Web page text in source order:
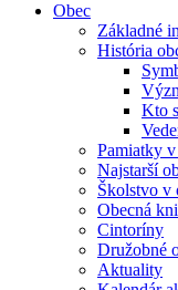
Obec
Základné
História
Kto
Pamiatky
Najstarší
Školstvo v
Obecná
Cintoríny
Družobné
Aktuality